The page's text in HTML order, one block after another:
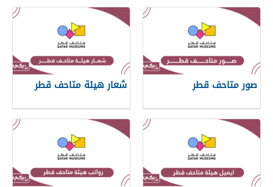
صور متاحف قطر شعار هيئة متاحف قطر